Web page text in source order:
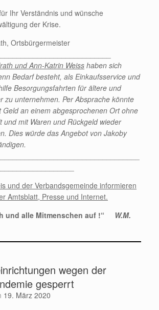
Ihr Verständnis und wünsche
der Krise.
Ortsbürgermeister
und Ann-Katrin Weiss haben sich
Bedarf besteht, als Einkaufsservice und
Besorgungsfahrten für ältere und
zu unternehmen. Per Absprache könnte
Geld an einem abgesprochenen Ort ohne
und mit Waren und Rückgeld wieder
Dies würde das Angebot von Jakoby
und der Verbandsgemeinde informieren
Amtsblatt, Presse und Internet.
und alle Mitmenschen auf !“
W.M.
wegen der
gesperrt
19. März 2020